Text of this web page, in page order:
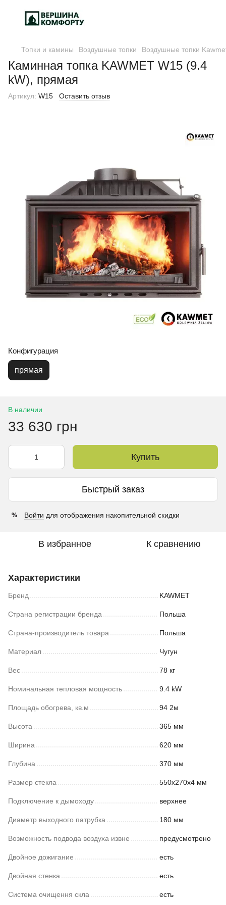
Топки и камины Воздушные топки Воздушные топки
Каминная топка KAWMET W15 (9.4
kW), прямая
Артикул: W15 Оставить отзыв
Конфигурация
прямая
В наличии
33 630 грн
Купить
Быстрый заказ
% Войти для отображения накопительной скидки
В избранное К сравнению
Характеристики
Бренд KAWMET
Страна регистрации бренда Польша
Страна-производитель товара Польша
Материал Чугун
Вес 78 кг
Номинальная тепловая мощность 9.4 kW
Площадь обогрева, кв.м 94 2м
Высота 365 мм
Ширина 620 мм
Глубина 370 мм
Размер стекла 550х270х4 мм
Подключение к дымоходу верхнее
Диаметр выходного патрубка 180 мм
Возможность подвода воздуха извне предусмотрено
Двойное дожигание есть
Двойная стенка есть
Система очищення скла есть